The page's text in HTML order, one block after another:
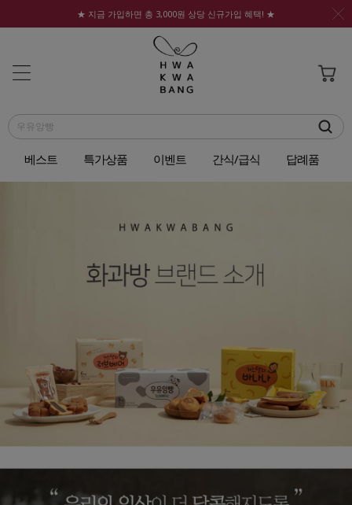
★ 지금 가입하면 총 3,000원 상당 신규가입 혜택! ★
베스트 특가상품 이벤트 간식/급식 답례품